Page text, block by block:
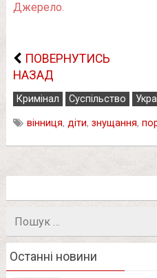
Джерело.
ПОВЕРНУТИСЬ
НАЗАД
Кримінал Суспільство
вінниця, діти, знущання,
Останні новини